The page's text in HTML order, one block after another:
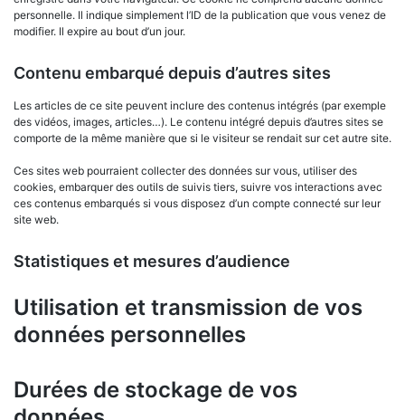
personnelle. Il indique simplement l’ID de la publication que vous venez de
modifier. Il expire au bout d’un jour.
Contenu embarqué depuis d’autres sites
Les articles de ce site peuvent inclure des contenus intégrés (par exemple
des vidéos, images, articles…). Le contenu intégré depuis d’autres sites se
comporte de la même manière que si le visiteur se rendait sur cet autre site.
Ces sites web pourraient collecter des données sur vous, utiliser des
cookies, embarquer des outils de suivis tiers, suivre vos interactions avec
ces contenus embarqués si vous disposez d’un compte connecté sur leur
site web.
Statistiques et mesures d’audience
Utilisation et transmission de vos
données personnelles
Durées de stockage de vos